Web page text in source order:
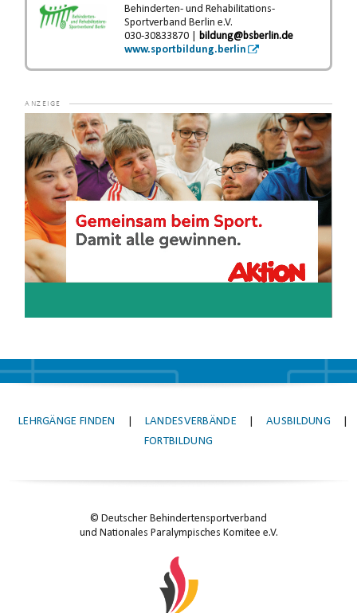
Behinderten- und Rehabilitations-
Sportverband Berlin e.V.
030-30833870 | bildung@bsberlin.de
www.sportbildung.berlin
Player
LEHRGÄNGE FINDEN LANDESVERBÄNDE AUSBILDUNG
FORTBILDUNG
© Deutscher Behindertensportverband
und Nationales Paralympisches Komitee e.V.